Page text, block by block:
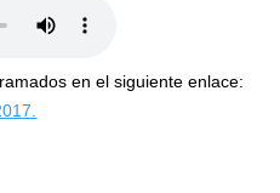
en el siguiente enlace: